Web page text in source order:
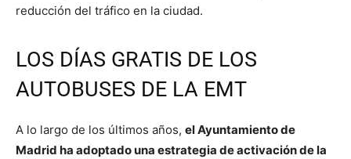
reducción del tráfico en la ciudad.
LOS DÍAS GRATIS DE LOS
AUTOBUSES DE LA EMT
A lo largo de los últimos años, el Ayuntamiento de
Madrid ha adoptado una estrategia de activación de la